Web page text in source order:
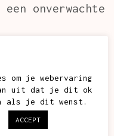
onverwachte
verf,
1 bepaalde
om je webervaring
uit dat je dit ok
als je dit wenst.
ACCEPT